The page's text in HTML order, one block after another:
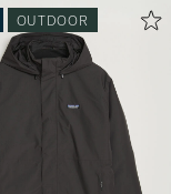
OUTDOOR